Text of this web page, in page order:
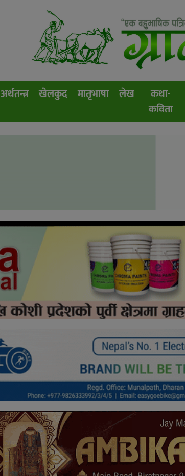
अर्थतन्त्र खेलकुद मातृभाषा लेख
कथा-
कविता